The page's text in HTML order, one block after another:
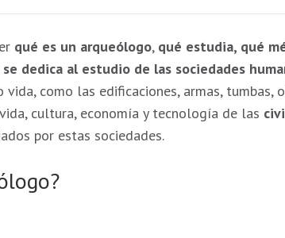
qué es un arqueólogo, qué estudia, qué
dedica al estudio de las sociedades
como las edificaciones, armas, tumbas,
cultura, economía y tecnología de las
por estas sociedades.